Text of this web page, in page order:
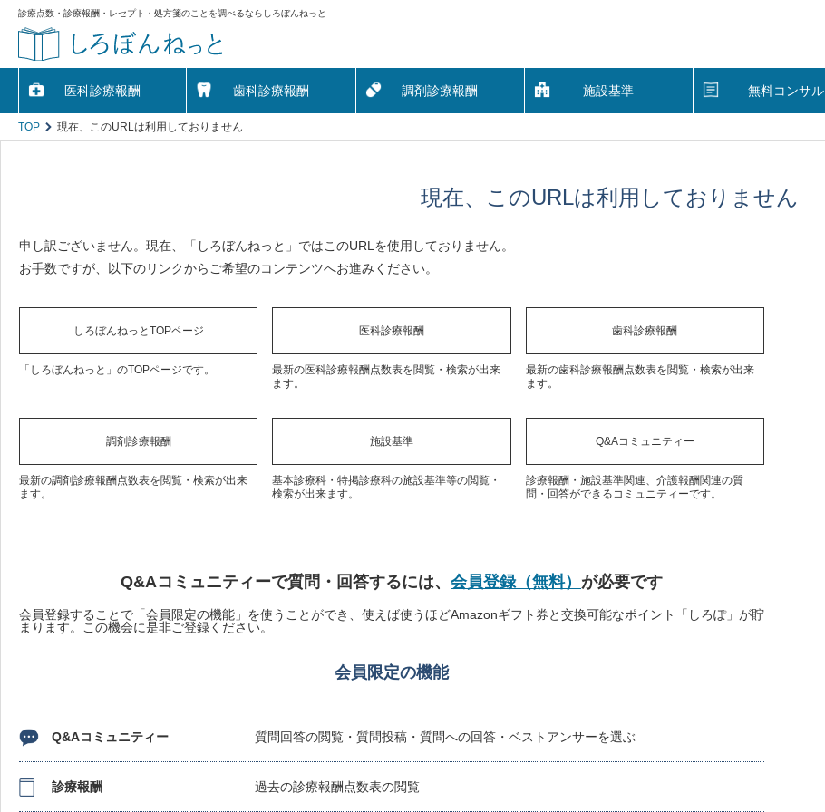
診療点数・診療報酬・レセプト・処方箋のことを調べるならしろぼんねっと
医科診療報酬 歯科診療報酬 調剤診療報酬 施設基準 無料コンサル
TOP 現在、このURLは利用しておりません
現在、このURLは利用しておりません
申し訳ございません。現在、「しろぼんねっと」ではこのURLを使用しておりません。
お手数ですが、以下のリンクからご希望のコンテンツへお進みください。
しろぼんねっとTOPページ
「しろぼんねっと」のTOPページです。
医科診療報酬
最新の医科診療報酬点数表を閲覧・検索が出来
ます。
歯科診療報酬
最新の歯科診療報酬点数表を閲覧・検索が出来
ます。
調剤診療報酬
最新の調剤診療報酬点数表を閲覧・検索が出来
ます。
施設基準
基本診療科・特掲診療科の施設基準等の閲覧・
検索が出来ます。
Q&Aコミュニティー
診療報酬・施設基準関連、介護報酬関連の質
問・回答ができるコミュニティーです。
Q&Aコミュニティーで質問・回答するには、 会員登録（無料） が必要です
会員登録することで「会員限定の機能」を使うことができ、使えば使うほどAmazonギフト券と交換可能なポイント「しろぽ」が貯
まります。この機会に是非ご登録ください。
会員限定の機能
Q&Aコミュニティー 質問回答の閲覧・質問投稿・質問への回答・ベストアンサーを選ぶ
診療報酬 過去の診療報酬点数表の閲覧